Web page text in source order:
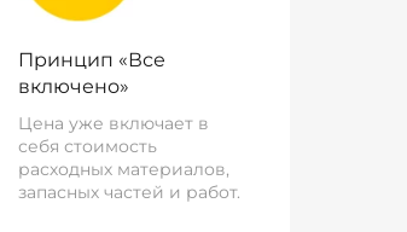
Принцип «Все
включено»
Цена уже включает в
себя стоимость
расходных материалов,
запасных частей и работ.